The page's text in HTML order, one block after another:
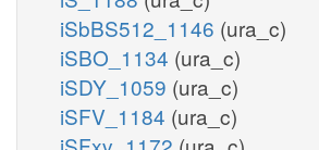
iSbBS512_1146 (ura_c)
iSBO_1134 (ura_c)
iSDY_1059 (ura_c)
iSFV_1184 (ura_c)